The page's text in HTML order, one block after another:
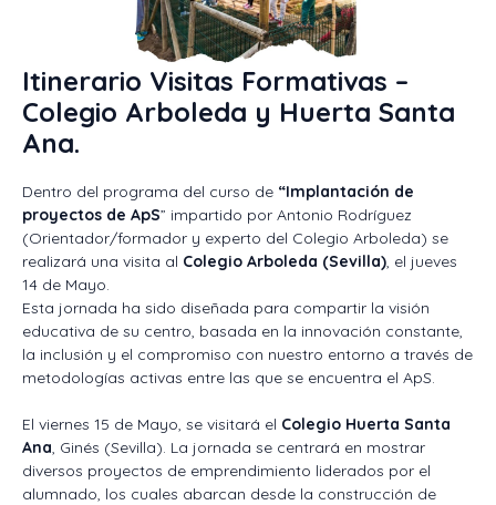
Itinerario Visitas Formativas –
Colegio Arboleda y Huerta Santa
Ana.
Dentro del programa del curso de “Implantación de
proyectos de ApS” impartido por Antonio Rodríguez
(Orientador/formador y experto del Colegio Arboleda) se
realizará una visita al Colegio Arboleda (Sevilla), el jueves
14 de Mayo.
Esta jornada ha sido diseñada para compartir la visión
educativa de su centro, basada en la innovación constante,
la inclusión y el compromiso con nuestro entorno a través de
metodologías activas entre las que se encuentra el ApS.
El viernes 15 de Mayo, se visitará el Colegio Huerta Santa
Ana, Ginés (Sevilla). La jornada se centrará en mostrar
diversos proyectos de emprendimiento liderados por el
alumnado, los cuales abarcan desde la construcción de